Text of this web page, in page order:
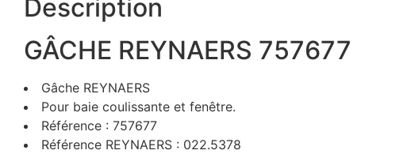
Description
GÂCHE REYNAERS 757677
Gâche REYNAERS
Pour baie coulissante et fenêtre.
Référence : 757677
Référence REYNAERS : 022.5378